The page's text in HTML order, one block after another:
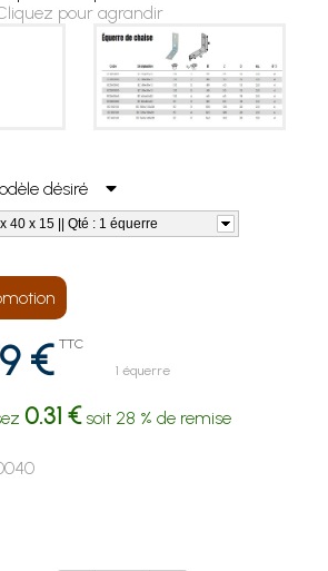
pour agrandir
désiré
40 x 15 || Qté : 1 équerre
€ TTC
1 équerre
0.31 €soit 28 % de remise